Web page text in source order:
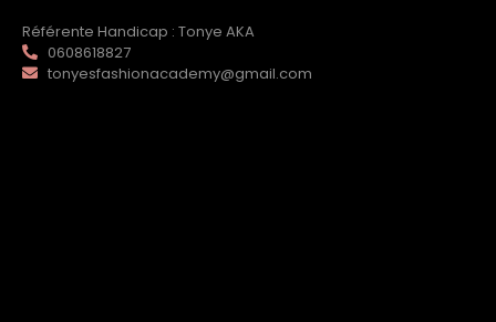
Référente Handicap : Tonye AKA
0608618827
tonyesfashionacademy@gmail.com